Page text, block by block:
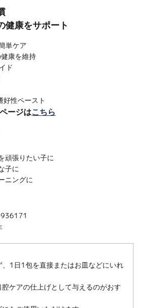
健康をサポート
単ケア
康を維持
ド
好性ペースト
ージはこちら
頑張りたい子に
子に
ニングに
、1日1包を直接またはお皿などにいれ
ケアの仕上げとして与えるのがおす